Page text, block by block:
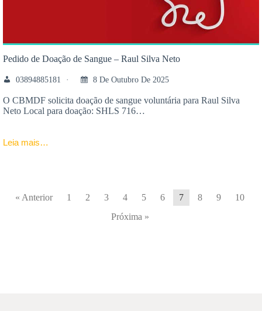
Pedido de Doação de Sangue – Raul Silva Neto
03894885181 8 De Outubro De 2025
O CBMDF solicita doação de sangue voluntária para Raul Silva
Neto Local para doação: SHLS 716…
Leia mais…
« Anterior 1 2 3 4 5 6 7 8 9
10
Próxima »